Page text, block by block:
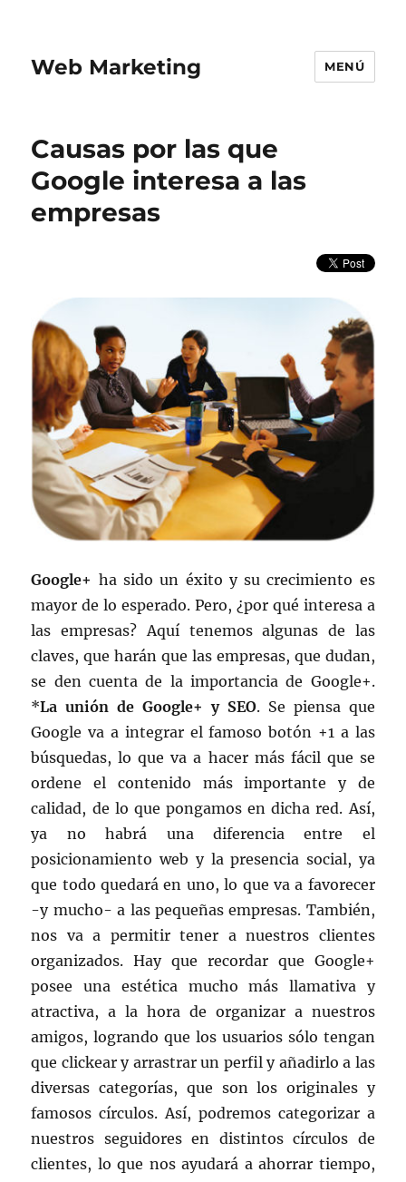
Web Marketing MENÚ
Causas por las que
Google interesa a las
empresas
Google+ ha sido un éxito y su crecimiento es
mayor de lo esperado. Pero, ¿por qué interesa a
las empresas? Aquí tenemos algunas de las
claves, que harán que las empresas, que dudan,
se den cuenta de la importancia de Google+.
*La unión de Google+ y SEO. Se piensa que
Google va a integrar el famoso botón +1 a las
búsquedas, lo que va a hacer más fácil que se
ordene el contenido más importante y de
calidad, de lo que pongamos en dicha red. Así,
ya no habrá una diferencia entre el
posicionamiento web y la presencia social, ya
que todo quedará en uno, lo que va a favorecer
-y mucho- a las pequeñas empresas. También,
nos va a permitir tener a nuestros clientes
organizados. Hay que recordar que Google+
posee una estética mucho más llamativa y
atractiva, a la hora de organizar a nuestros
amigos, logrando que los usuarios sólo tengan
que clickear y arrastrar un perfil y añadirlo a las
diversas categorías, que son los originales y
famosos círculos. Así, podremos categorizar a
nuestros seguidores en distintos círculos de
clientes, lo que nos ayudará a ahorrar tiempo,